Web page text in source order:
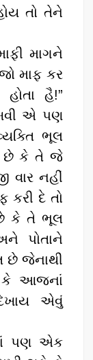
તો તેને
માગને
માફ કર
હૈ!”
એ પણ
ભૂલ
છે કે તે જે
વાર નહીં
કરી દે તો
કે તે ભૂલ
પોતાને
છે જેનાથી
કે આજનાં
એવું
પણ એક